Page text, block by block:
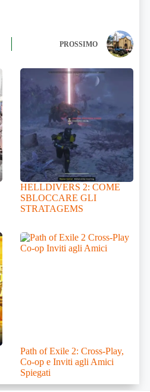
PROSSIMO
HELLDIVERS 2: COME
SBLOCCARE GLI
STRATAGEMS
Path of Exile 2: Cross-Play,
Co-op e Inviti agli Amici
Spiegati